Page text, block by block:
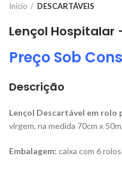
Início DESCARTÁVEIS
Lençol Hospitalar
Preço Sob
Descrição
Lençol Descartável em rolo
virgem, na medida 70cm x
Embalagem: caixa com 6 rolos.